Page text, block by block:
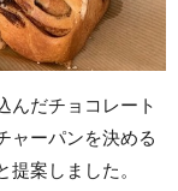
んだチョコレート
ャーパンを決める
案しました。